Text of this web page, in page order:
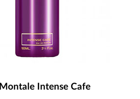
Montale Intense Cafe